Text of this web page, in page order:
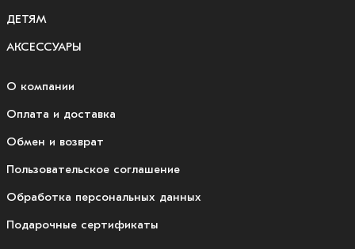
ДЕТЯМ
АКСЕССУАРЫ
О компании
Оплата и доставка
Обмен и возврат
Пользовательское соглашение
Обработка персональных данных
Подарочные сертификаты